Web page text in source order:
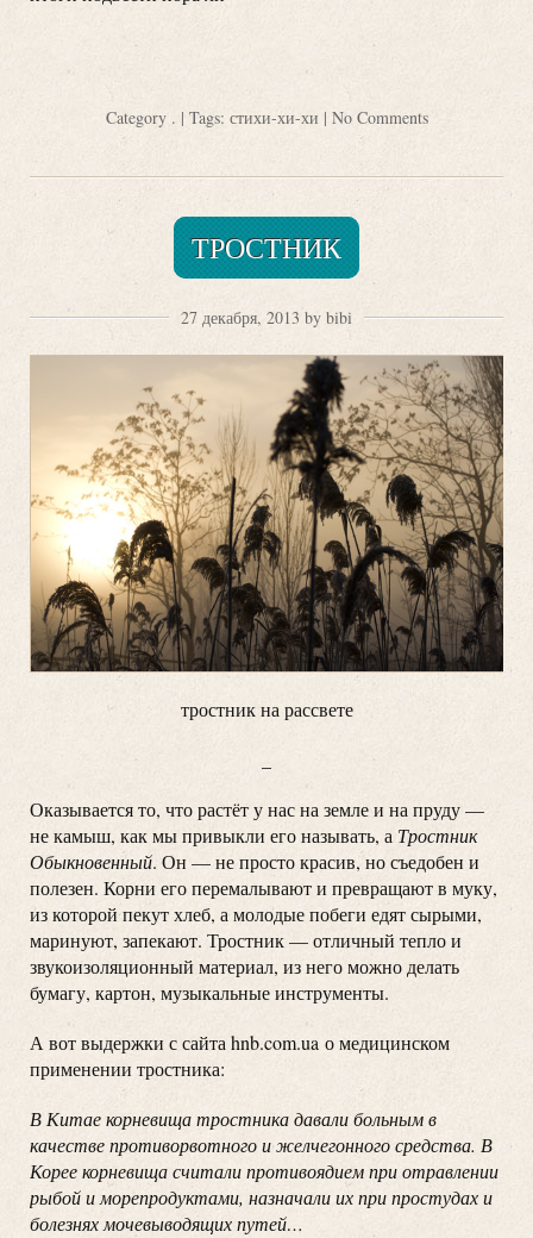
Category . | Tags: стихи-хи-хи | No Comments
ТРОСТНИК
27 декабря, 2013 by bibi
тростник на рассвете
Оказывается то, что растёт у нас на земле и на пруду —
не камыш, как мы привыкли его называть, а Тростник
Обыкновенный. Он — не просто красив, но съедобен и
полезен. Корни его перемалывают и превращают в муку,
из которой пекут хлеб, а молодые побеги едят сырыми,
маринуют, запекают. Тростник — отличный тепло и
звукоизоляционный материал, из него можно делать
бумагу, картон, музыкальные инструменты.
А вот выдержки с сайта hnb.com.ua о медицинском
применении тростника:
В Китае корневища тростника давали больным в
качестве противорвотного и желчегонного средства. В
Корее корневища считали противоядием при отравлении
рыбой и морепродуктами, назначали их при простудах и
болезнях мочевыводящих путей…